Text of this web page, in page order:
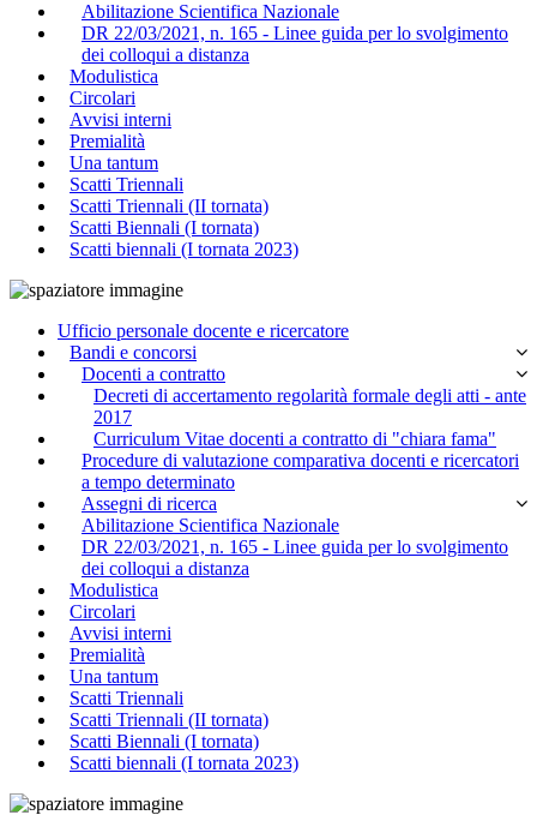
Abilitazione Scientifica Nazionale
DR 22/03/2021, n. 165 - Linee guida per lo svolgimento
dei colloqui a distanza
Modulistica
Circolari
Avvisi interni
Premialità
Una tantum
Scatti Triennali
Scatti Triennali (II tornata)
Scatti Biennali (I tornata)
Scatti biennali (I tornata 2023)
Ufficio personale docente e ricercatore
Bandi e concorsi
Docenti a contratto
Decreti di accertamento regolarità formale degli atti - ante
2017
Curriculum Vitae docenti a contratto di "chiara fama"
Procedure di valutazione comparativa docenti e ricercatori
a tempo determinato
Assegni di ricerca
Abilitazione Scientifica Nazionale
DR 22/03/2021, n. 165 - Linee guida per lo svolgimento
dei colloqui a distanza
Modulistica
Circolari
Avvisi interni
Premialità
Una tantum
Scatti Triennali
Scatti Triennali (II tornata)
Scatti Biennali (I tornata)
Scatti biennali (I tornata 2023)